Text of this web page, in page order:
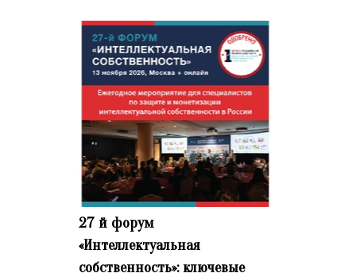
27 й форум
«Интеллектуальная
собственность»: ключевые